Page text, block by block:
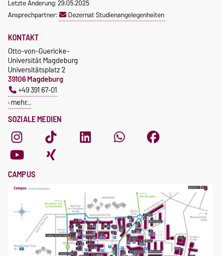
Letzte Änderung: 29.05.2025
Ansprechpartner:
Dezernat Studienangelegenheiten
SOZIALE MEDIEN
KONTAKT
Otto-von-Guericke-
Universität Magdeburg
Universitätsplatz 2
39106 Magdeburg
+49 391 67-01
mehr…
CAMPUS